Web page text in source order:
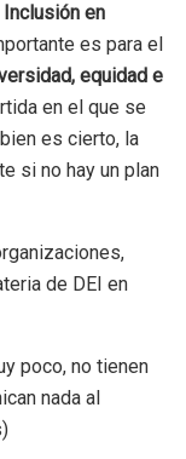
en
es para el
equidad e
en el que se
es cierto, la
si no hay un plan
de DEI en
poco, no tienen
nada al